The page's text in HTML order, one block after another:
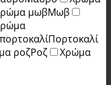
μωβΜωβ
Πορτοκαλί
ροζΡοζ
Χρώμα